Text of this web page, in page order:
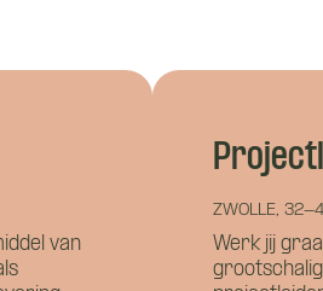
van
ZWOLLE, 32-
Werk jij
kwijt?
bedrijf neem je